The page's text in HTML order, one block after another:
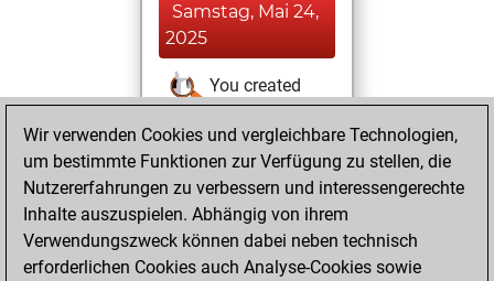
Samstag, Mai 24,
2025
You created
Studies
Mittwoch,
Mai 21, 2025
You achieved a
BeautyScore of 10
Wir verwenden Cookies und vergleichbare Technologien,
um bestimmte Funktionen zur Verfügung zu stellen, die
Nutzererfahrungen zu verbessern und interessengerechte
Inhalte auszuspielen. Abhängig von ihrem
Verwendungszweck können dabei neben technisch
erforderlichen Cookies auch Analyse-Cookies sowie